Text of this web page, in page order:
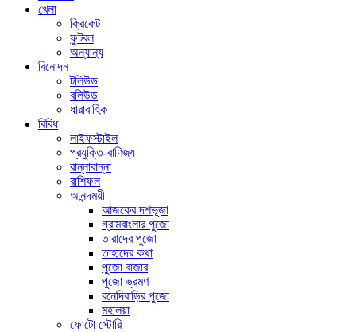
খেলা
ক্রিকেট
ফুটবল
অন্যান্য
বিনোদন
টলিউড
বলিউড
ধারাবাহিক
বিবিধ
লাইফস্টাইল
প্রযুক্তি-বাণিজ্য
রান্নাবান্না
রাশিফল
আনন্দময়ী
আজকের দশভূজা
গ্রামবাংলার পুজো
তারাদের পুজো
তাহাদের কথা
পুজো বাজার
পুজো ভ্রমণ
বনেদিবাড়ির পুজো
মহালয়া
ফোটো স্টোরি